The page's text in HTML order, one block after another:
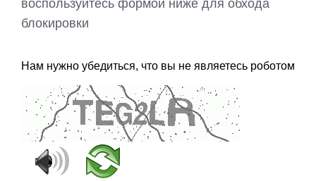
воспользуйтесь формой ниже для обхода
блокировки
Нам нужно убедиться, что вы не являетесь роботом